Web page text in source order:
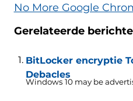
No More Google
Gerelateerde
BitLocker encryptie
Debacles
Windows 10 may be